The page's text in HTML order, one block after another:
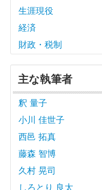
生涯現役
経済
財政・税制
主な執筆者
釈 量子
小川 佳世子
西邑 拓真
藤森 智博
久村 晃司
しろとり 良太